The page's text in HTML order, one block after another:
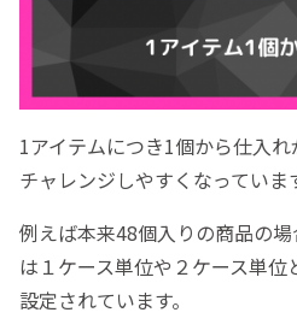
1アイテムにつき1個から仕入
チャレンジしやすくなっていま
例えば本来48個入りの商品の
は１ケース単位や２ケース単
設定されています。